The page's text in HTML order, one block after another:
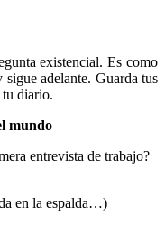
existencial. Es como
adelante. Guarda tus
tu diario.
mundo
entrevista de trabajo?
en la espalda…)